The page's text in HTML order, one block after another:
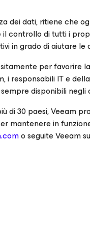
dei dati, ritiene che
controllo di tutti i
in grado di aiutare
per
i responsabili IT e
disponibili negli
di 30 paesi, Veeam
mantenere in
o seguite Veeam